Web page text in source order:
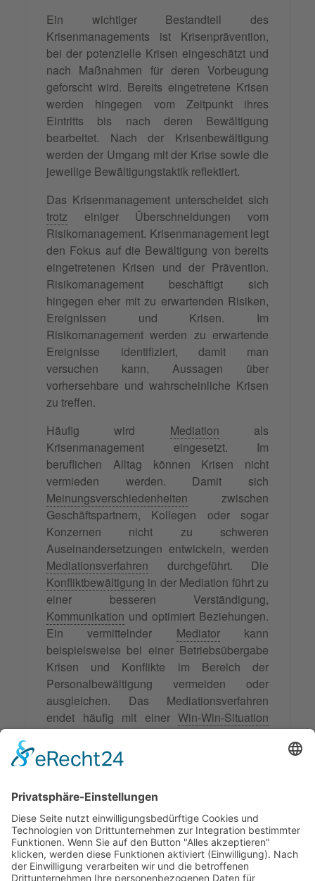
Ein wichtiger Bestandteil des
Krisenmanagements ist Krisenprävention,
bei der potenzielle Krisen eingeschätzt und
nach Maßnahmen für deren Vorbeugung
geforscht wird. Bereits eingetretene Krisen
werden hingegen vom Zeitpunkt ihres
Eintritts bis nach deren Bewältigung
bearbeitet. Nach der Krisenbewältigung
werden der Umgang mit der Krise sowie die
jeweilige Bewältigungstaktik reflektiert.
Das Krisenmanagement unterscheidet sich
trotz einiger Überschneidungen vom
Risikomanagement. Krisenmanagement legt
den Fokus auf die Bewältigung von bereits
eingetretenen Krisen und der Prävention.
Risikomanagement beschäftigt sich
hingegen eher mit zu erwartenden Risiken,
Ereignissen und Krisen. Im
Risikomanagement werden zu erwartende
Ereignisse identifiziert, damit man
versuchen kann, Aussagen über
vorhersehbare und wahrscheinliche Krisen
zu treffen.
Häufig wird Mediation als
Krisenmanagement eingesetzt. Im
beruflichen Alltag können Krisen nicht
vermieden werden. Damit sich
Meinungsverschiedenheiten zwischen
Geschäftspartnern, Kollegen oder sogar
Konzernen nicht zu schweren
Auseinandersetzungen entwickeln, werden
Mediationsverfahren durchgeführt. Die
Konfliktbewältigung in der Mediation führt zu
einer besseren Verständigung,
Kommunikation und optimiert Beziehungen.
Ein vermittelnder Mediatorkann
beispielsweise bei einer Betriebsübergabe
Krisen und Konflikte im Bereich der
Personalbewältigung vermeiden oder
ausgleichen. Das Mediationsverfahren
endet häufig mit einer Win-Win-Situation
ohne Verlierer und Gewinner als für alle
Beteiligten zufriedenstellende Regelung.
Der hieraus resultierende Lerneffekt hilft bei
Eine Mediation kann bei bereits
bestehenden Konflikten und Krisen sowie
auch als Prävention weiterhelfen.